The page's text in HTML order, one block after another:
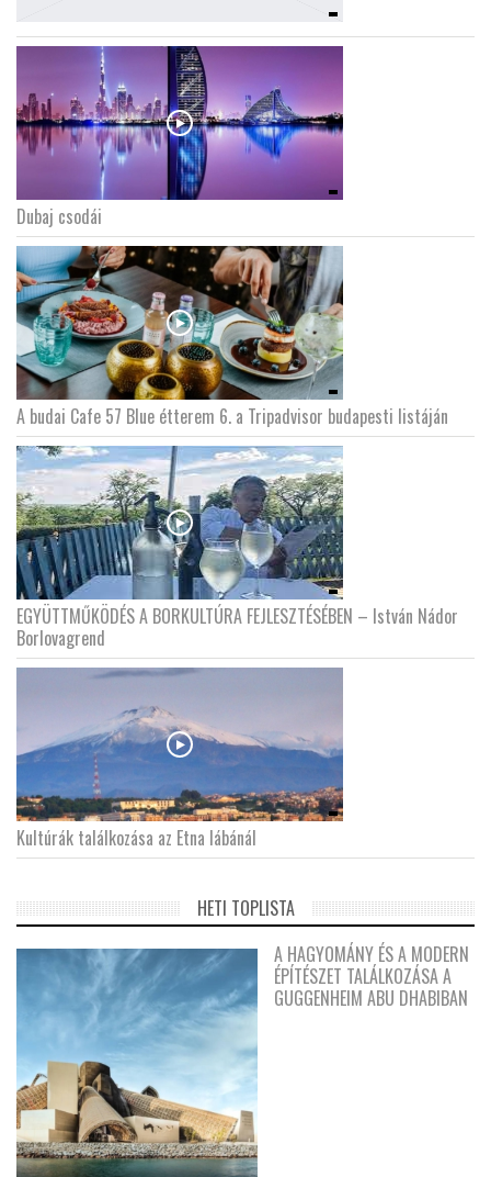
Dubaj csodái
A budai Cafe 57 Blue étterem 6. a Tripadvisor budapesti listáján
EGYÜTTMŰKÖDÉS A BORKULTÚRA FEJLESZTÉSÉBEN – István Nádor
Borlovagrend
Kultúrák találkozása az Etna lábánál
HETI TOPLISTA
A HAGYOMÁNY ÉS A MODERN
ÉPÍTÉSZET TALÁLKOZÁSA A
GUGGENHEIM ABU DHABIBAN